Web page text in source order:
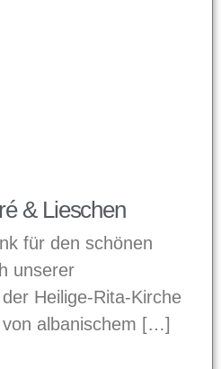
& Lieschen
für den schönen
unserer
Heilige-Rita-Kirche
albanischem